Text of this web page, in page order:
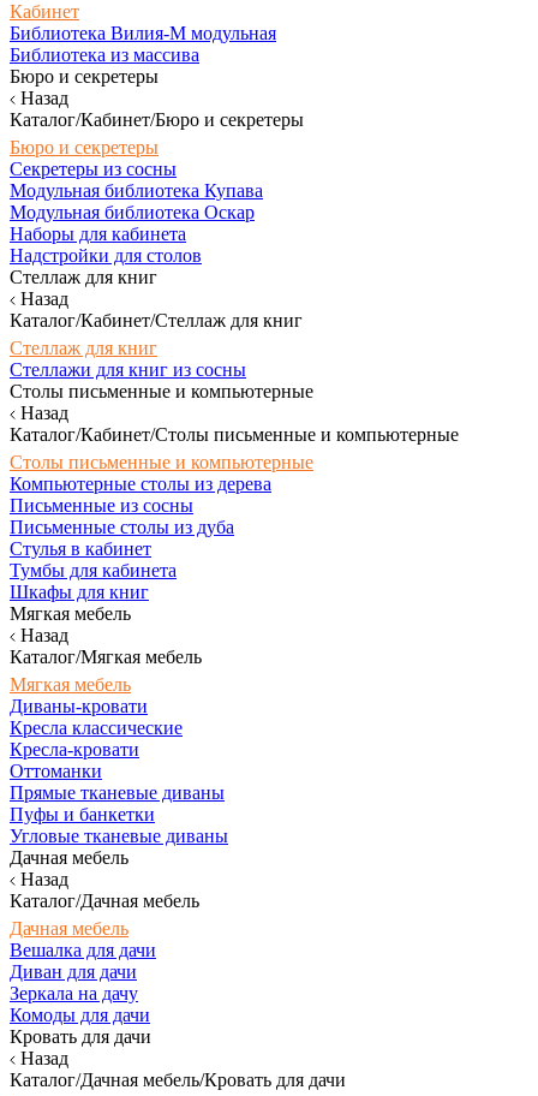
Кабинет
Библиотека Вилия-М модульная
Библиотека из массива
Бюро и секретеры
Назад
Каталог/Кабинет/Бюро и секретеры
Бюро и секретеры
Секретеры из сосны
Модульная библиотека Купава
Модульная библиотека Оскар
Наборы для кабинета
Надстройки для столов
Стеллаж для книг
Назад
Каталог/Кабинет/Стеллаж для книг
Стеллаж для книг
Стеллажи для книг из сосны
Столы письменные и компьютерные
Назад
Каталог/Кабинет/Столы письменные и компьютерные
Столы письменные и компьютерные
Компьютерные столы из дерева
Письменные из сосны
Письменные столы из дуба
Стулья в кабинет
Тумбы для кабинета
Шкафы для книг
Мягкая мебель
Назад
Каталог/Мягкая мебель
Мягкая мебель
Диваны-кровати
Кресла классические
Кресла-кровати
Оттоманки
Прямые тканевые диваны
Пуфы и банкетки
Угловые тканевые диваны
Дачная мебель
Назад
Каталог/Дачная мебель
Дачная мебель
Вешалка для дачи
Диван для дачи
Зеркала на дачу
Комоды для дачи
Кровать для дачи
Назад
Каталог/Дачная мебель/Кровать для дачи